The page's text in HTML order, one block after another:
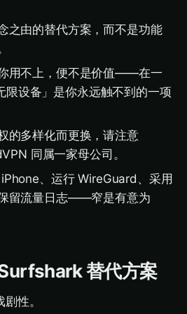
之由的替代方案，而不是功能
用不上，便不是价值——在一
限设备」是你永远触不到的一项
的多样化而更换，请注意
同属一家母公司。
、运行 WireGuard、采用
留流量日志——窄是有意为
替代方案
性。